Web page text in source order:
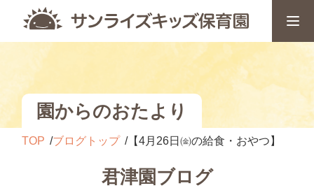
園からのおたより
TOP ブログトップ 【4月26日㈮の給食・おやつ】
君津園ブログ